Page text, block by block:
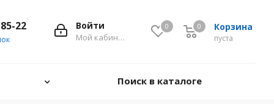
0 Корзина
0
пуста
0
Войти
Мой кабинет
22
Поиск в каталоге